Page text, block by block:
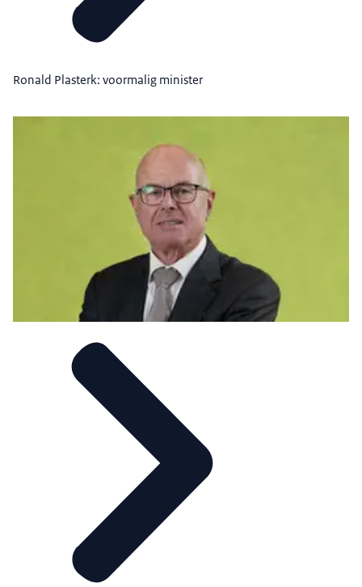
Ronald Plasterk: voormalig minister